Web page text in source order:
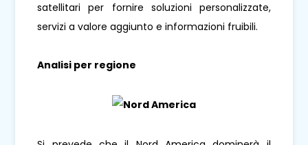
satellitari per fornire soluzioni personalizzate,
servizi a valore aggiunto e informazioni fruibili.
Analisi per regione